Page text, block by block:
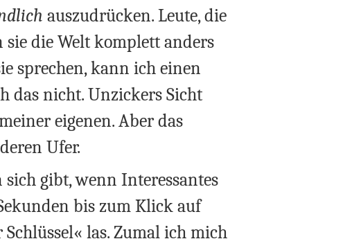
auszudrücken. Leute, die
die Welt komplett anders
sprechen, kann ich einen
das nicht. Unzickers Sicht
eigenen. Aber das
Ufer.
gibt, wenn Interessantes
bis zum Klick auf
las. Zumal ich mich